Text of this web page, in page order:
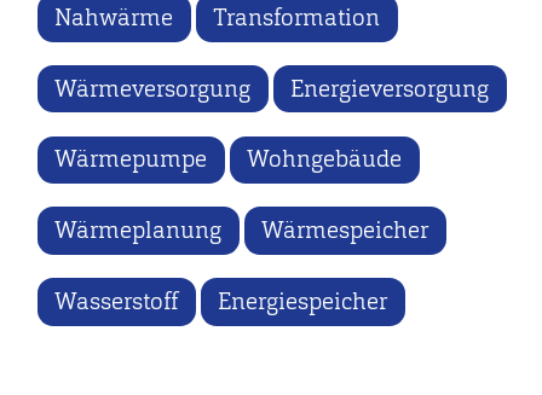
Nahwärme Transformation
Wärmeversorgung Energieversorgung
Wärmepumpe Wohngebäude
Wärmeplanung Wärmespeicher
Wasserstoff Energiespeicher